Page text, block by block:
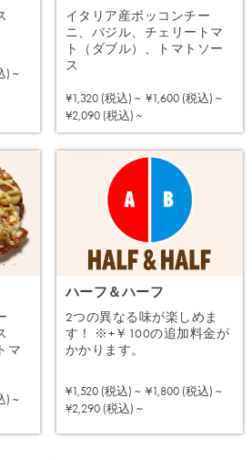
) ~
イタリア産ボッコンチー
ニ、バジル、チェリートマ
ト（ダブル）、トマトソー
ス
¥1,320 (税込) ~ ¥1,600 (税込) ~
¥2,090 (税込) ~
マ
) ~
ハーフ＆ハーフ
2つの異なる味が楽しめま
す！ ※+￥100の追加料金が
かかります。
¥1,520 (税込) ~ ¥1,800 (税込) ~
¥2,290 (税込) ~